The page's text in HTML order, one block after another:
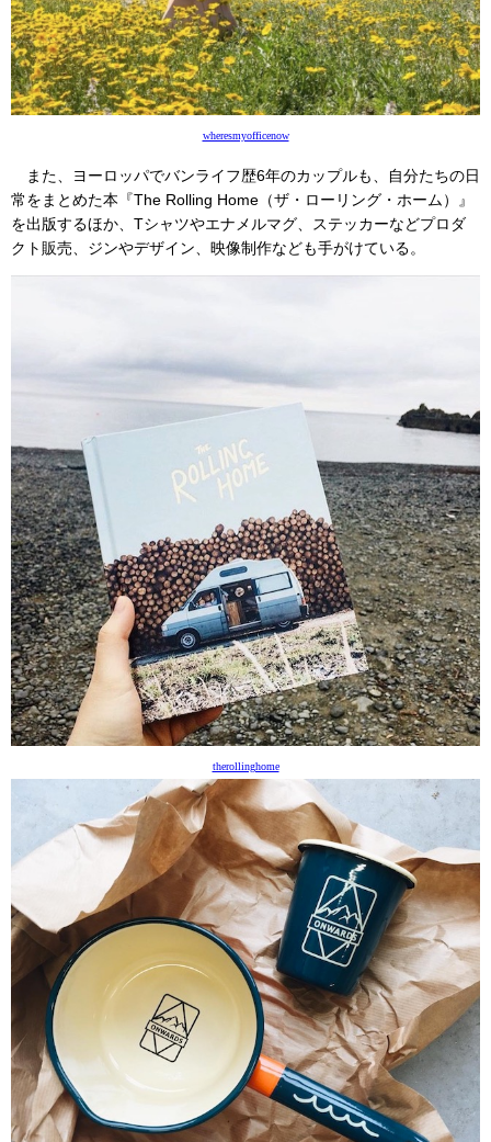
wheresmyofficenow
また、ヨーロッパでバンライフ歴6年のカップルも、自分たちの日
常をまとめた本『The Rolling Home（ザ・ローリング・ホーム）』
を出版するほか、Tシャツやエナメルマグ、ステッカーなどプロダ
クト販売、ジンやデザイン、映像制作なども手がけている。
therollinghome